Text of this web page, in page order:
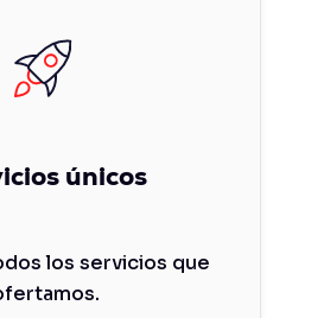
únicos
los servicios que